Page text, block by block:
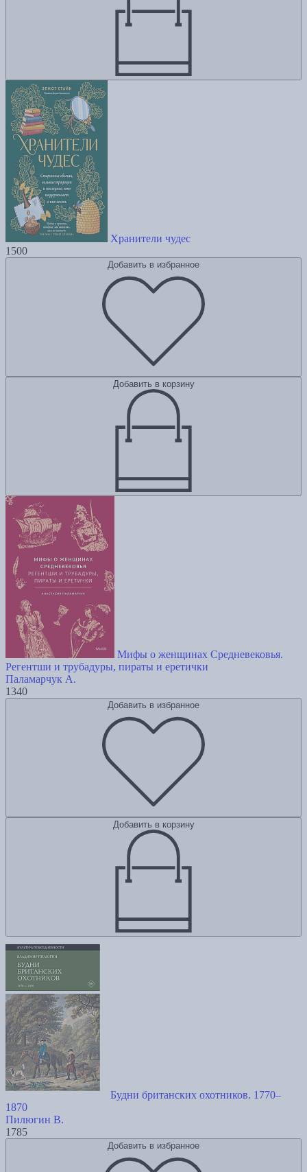
Хранители чудес
1500
Добавить в избранное
Добавить в корзину
Мифы о женщинах Средневековья.
Регентши и трубадуры, пираты и еретички
Паламарчук А.
1340
Добавить в избранное
Добавить в корзину
Будни британских охотников. 1770–
1870
Пилюгин В.
1785
Добавить в избранное